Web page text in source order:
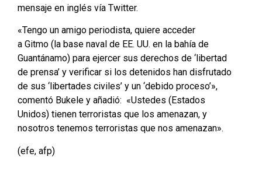
mensaje en inglés vía Twitter.
«Tengo un amigo periodista, quiere acceder
a Gitmo (la base naval de EE. UU. en la bahía de
Guantánamo) para ejercer sus derechos de ‘libertad
de prensa’ y verificar si los detenidos han disfrutado
de sus ‘libertades civiles’ y un ‘debido proceso’»,
comentó Bukele y añadió: «Ustedes (Estados
Unidos) tienen terroristas que los amenazan, y
nosotros tenemos terroristas que nos amenazan».
(efe, afp)